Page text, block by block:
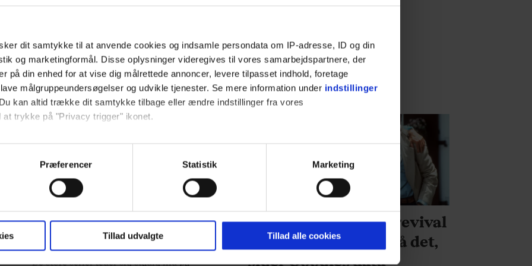
dit samtykke til at anvende cookies og indsamle persondata om IP-adresse, ID og din
og marketingformål. Disse oplysninger videregives til vores samarbejdspartnere, der
på din enhed for at vise dig målrettede annoncer, levere tilpasset indhold, foretage
målgruppeundersøgelser og udvikle tjenester. Se mere information under indstillinger
kan altid trække dit samtykke tilbage eller ændre indstillinger fra vores
at trykke på "Privacy trigger" ikonet.
og bruge data for at kunne levere og finansiere relevant journalistisk indhold til dig.
vores reklametiltag på sociale medier og til at vise dig funktioner i forbindelse med
Præferencer Statistik Marketing
Tillad udvalgte Tillad alle cookies
KULTUR
17 Oscar-vindende film på
Viaplay, der er værd at se
De store serier æder sig stadig ind på
Får 80'er-moden en revival
snart? Noget tyder på det,
siger Googles data